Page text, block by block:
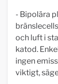
- Bipolära
och luft i
katod.
ingen
viktigt,